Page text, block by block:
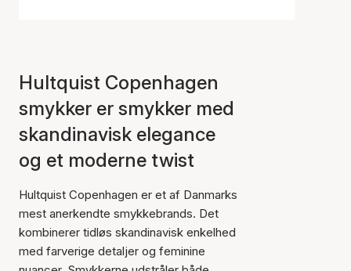
Hultquist Copenhagen
smykker er smykker med
skandinavisk elegance
og et moderne twist
Hultquist Copenhagen er et af Danmarks
mest anerkendte smykkebrands. Det
kombinerer tidløs skandinavisk enkelhed
med farverige detaljer og feminine